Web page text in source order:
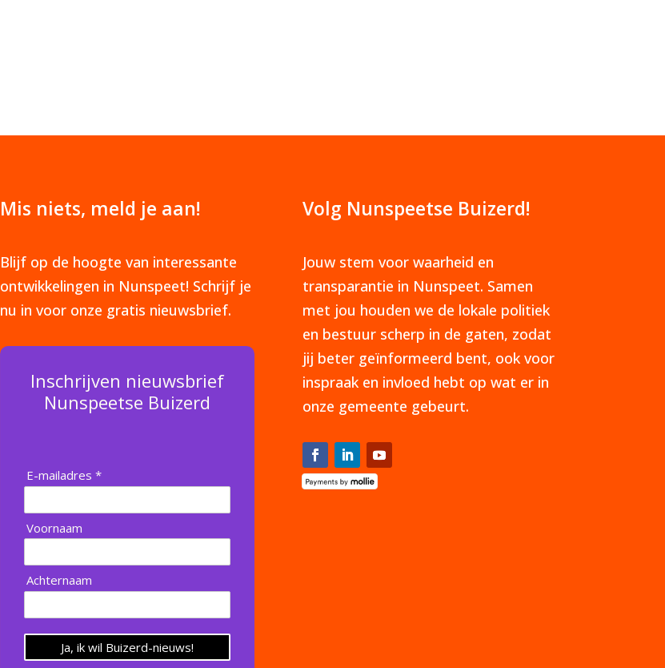
Mis niets, meld je aan!
Blijf op de hoogte van interessante
ontwikkelingen in Nunspeet! Schrijf je
nu in voor onze gratis nieuwsbrief.
Inschrijven nieuwsbrief
Nunspeetse Buizerd
E-mailadres *
Voornaam
Achternaam
Ja, ik wil Buizerd-nieuws!
Volg Nunspeetse Buizerd!
Jouw stem voor waarheid en
transparantie in Nunspeet. Samen
met jou houden we de lokale politiek
en bestuur scherp in de gaten, zodat
jij beter geïnformeerd bent, ook voor
inspraak en invloed hebt op wat er in
onze gemeente gebeurt.